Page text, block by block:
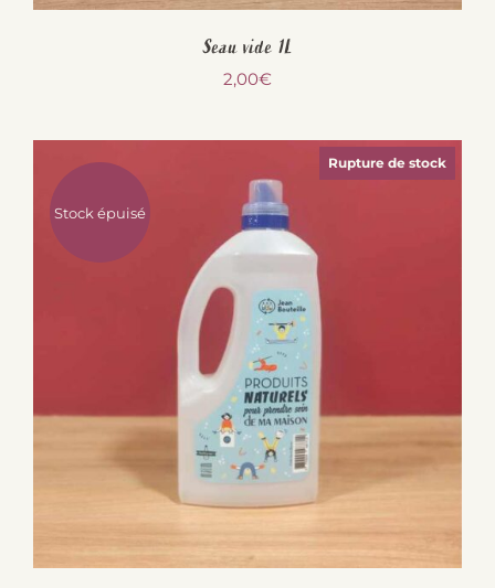
Seau vide 1L
2,00€
Stock épuisé
Rupture de stock